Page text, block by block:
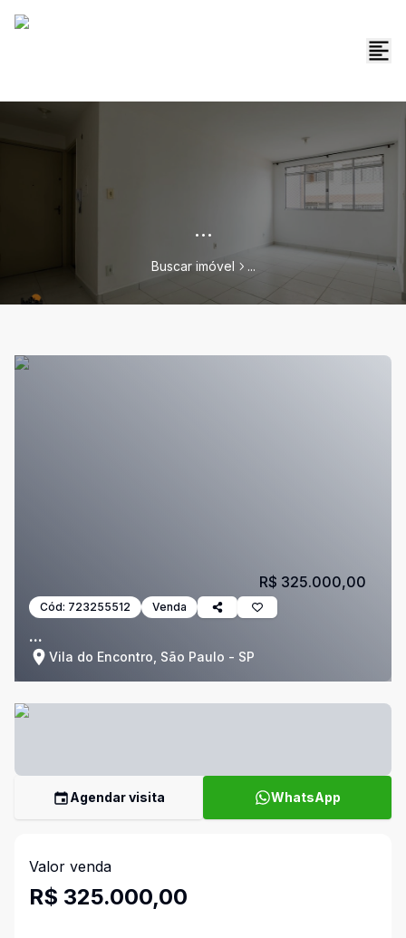
...
Buscar imóvel ...
Cód: 723255512 Venda
...
Vila do Encontro, São Paulo - SP
R$ 325.000,00
Agendar visita WhatsApp
Valor venda
R$ 325.000,00